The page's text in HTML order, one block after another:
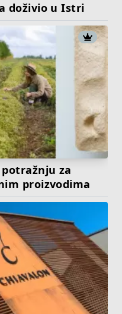
doživio u Istri
za
proizvodima